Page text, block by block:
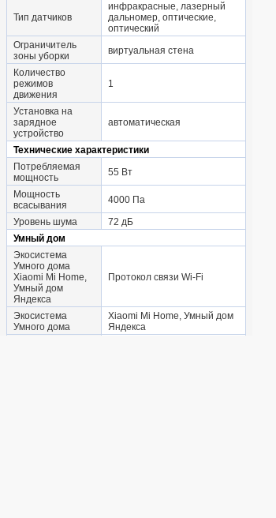
Тип датчиков
инфракрасные, лазерный
дальномер, оптические,
оптический
Ограничитель
зоны уборки
виртуальная стена
Количество
режимов
движения
1
Установка на
зарядное
устройство
автоматическая
Технические характеристики
Потребляемая
мощность
55 Вт
Мощность
всасывания
4000 Па
Уровень шума
72 дБ
Умный дом
Экосистема
Умного дома
Xiaomi Mi Home,
Умный дом
Яндекса
Протокол связи Wi-Fi
Экосистема
Умного дома
Xiaomi Mi Home, Умный дом
Яндекса